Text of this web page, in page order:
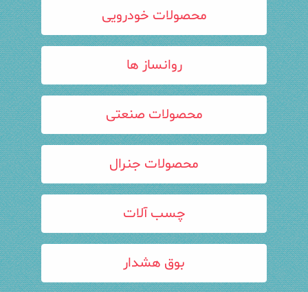
محصولات خودرویی
روانساز ها
محصولات صنعتی
محصولات جنرال
چسب آلات
بوق هشدار